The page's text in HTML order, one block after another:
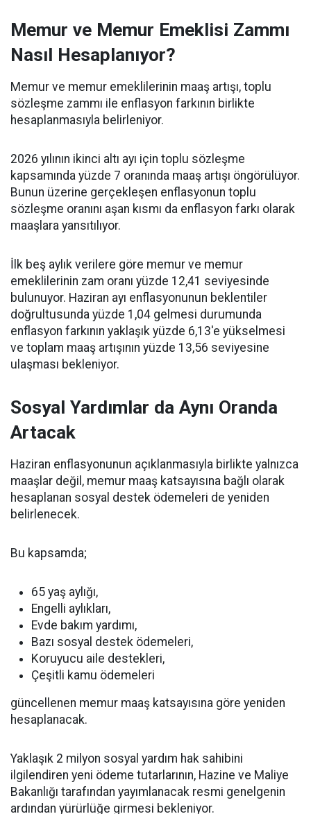
Memur ve Memur Emeklisi Zammı
Nasıl Hesaplanıyor?
Memur ve memur emeklilerinin maaş artışı, toplu
sözleşme zammı ile enflasyon farkının birlikte
hesaplanmasıyla belirleniyor.
2026 yılının ikinci altı ayı için toplu sözleşme
kapsamında yüzde 7 oranında maaş artışı öngörülüyor.
Bunun üzerine gerçekleşen enflasyonun toplu
sözleşme oranını aşan kısmı da enflasyon farkı olarak
maaşlara yansıtılıyor.
İlk beş aylık verilere göre memur ve memur
emeklilerinin zam oranı yüzde 12,41 seviyesinde
bulunuyor. Haziran ayı enflasyonunun beklentiler
doğrultusunda yüzde 1,04 gelmesi durumunda
enflasyon farkının yaklaşık yüzde 6,13'e yükselmesi
ve toplam maaş artışının yüzde 13,56 seviyesine
ulaşması bekleniyor.
Sosyal Yardımlar da Aynı Oranda
Artacak
Haziran enflasyonunun açıklanmasıyla birlikte yalnızca
maaşlar değil, memur maaş katsayısına bağlı olarak
hesaplanan sosyal destek ödemeleri de yeniden
belirlenecek.
Bu kapsamda;
65 yaş aylığı,
Engelli aylıkları,
Evde bakım yardımı,
Bazı sosyal destek ödemeleri,
Koruyucu aile destekleri,
Çeşitli kamu ödemeleri
güncellenen memur maaş katsayısına göre yeniden
hesaplanacak.
Yaklaşık 2 milyon sosyal yardım hak sahibini
ilgilendiren yeni ödeme tutarlarının, Hazine ve Maliye
Bakanlığı tarafından yayımlanacak resmi genelgenin
ardından yürürlüğe girmesi bekleniyor.